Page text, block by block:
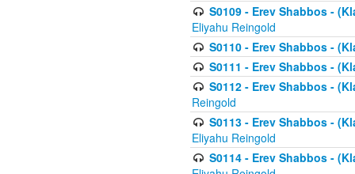
S0109 - Erev Shabbos -
Eliyahu Reingold
S0110 - Erev Shabbos -
S0111 - Erev Shabbos -
S0112 - Erev Shabbos -
Reingold
S0113 - Erev Shabbos -
Eliyahu Reingold
S0114 - Erev Shabbos -